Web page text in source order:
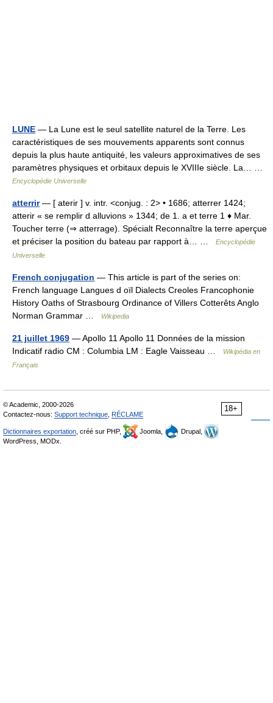
LUNE — La Lune est le seul satellite naturel de la Terre. Les
caractéristiques de ses mouvements apparents sont connus
depuis la plus haute antiquité, les valeurs approximatives de ses
paramètres physiques et orbitaux depuis le XVIIIe siècle. La… …
Encyclopédie Universelle
atterrir— [ aterir ] v. intr. <conjug. : 2> • 1686; atterrer 1424;
atterir « se remplir d alluvions » 1344; de 1. a et terre 1 ♦ Mar.
Toucher terre (⇒ atterrage). Spécialt Reconnaître la terre aperçue
et préciser la position du bateau par rapport à… …
Encyclopédie
Universelle
French conjugation — This article is part of the series on:
French language Langues d oïl Dialects Creoles Francophonie
History Oaths of Strasbourg Ordinance of Villers Cotterêts Anglo
Norman Grammar …
Wikipedia
21 juillet 1969 — Apollo 11 Apollo 11 Données de la mission
Indicatif radio CM : Columbia LM : Eagle Vaisseau …
Wikipédia en
Français
18+
© Academic, 2000-2026
Contactez-nous: Support technique RÉCLAME
Dictionnaires exportation , créé sur PHP, Joomla,
Drupal,
WordPress, MODx.